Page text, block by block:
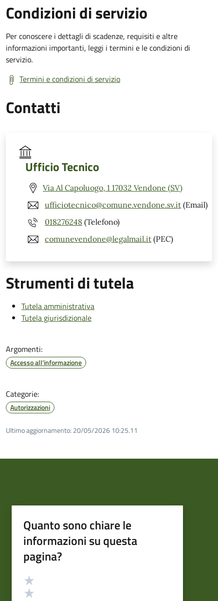
Condizioni di servizio
Per conoscere i dettagli di scadenze, requisiti e altre
informazioni importanti, leggi i termini e le condizioni di
servizio.
Termini e condizioni di servizio
Contatti
Ufficio Tecnico
Via Al Capoluogo, 1 17032 Vendone (SV)
ufficiotecnico@comune.vendone.sv.it (Email)
018276248 (Telefono)
comunevendone@legalmail.it (PEC)
Strumenti di tutela
Tutela amministrativa
Tutela giurisdizionale
Argomenti:
Accesso all'informazione
Categorie:
Autorizzazioni
Ultimo aggiornamento: 20/05/2026 10:25.11
Quanto sono chiare le
informazioni su questa
pagina?
Valutazione